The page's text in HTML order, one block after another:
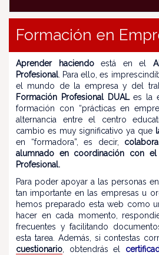
Formación en
Aprender haciendoestá en el
Profesional. Para ello, es
el mundo de la empresa y del
Formación Profesional DUALes la
formación con “prácticas en
alternancia entre el centro
cambio es muy significativo ya que
en “formadora”, es decir,
alumnado en coordinación con
Profesional.
Para poder apoyar a las personas
tan importante en las empresas u
hemos preparado esta web como
hacer en cada momento,
frecuentes y facilitando
esta tarea. Además, si contestas
cuestionario , obtendrás el